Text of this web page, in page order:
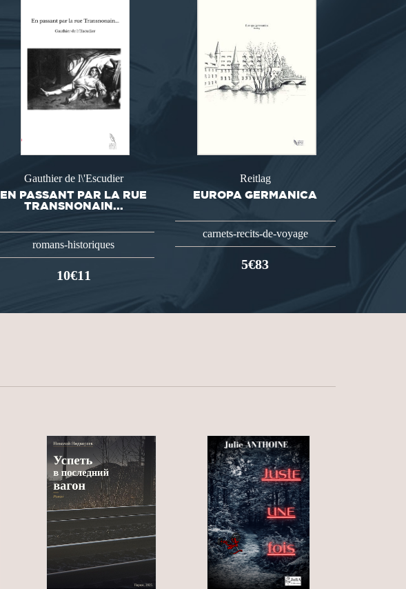
Gauthier de l\'Escudier
EN PASSANT PAR LA RUE
TRANSNONAIN...
romans-historiques
10€11
Reitlag
EUROPA GERMANICA
carnets-recits-de-voyage
5€83